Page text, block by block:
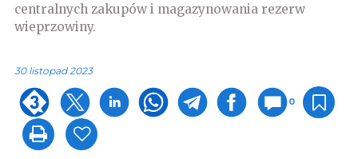
centralnych zakupów i magazynowania rezerw
wieprzowiny.
30 listopad 2023
0